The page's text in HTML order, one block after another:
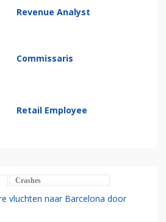
Revenue Analyst
Commissaris
Retail Employee
Crashes
vluchten naar Barcelona door